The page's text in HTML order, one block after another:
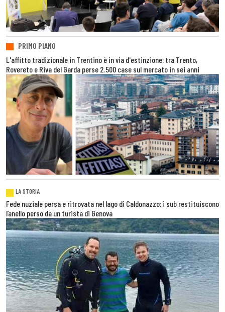
PRIMO PIANO
L'affitto tradizionale in Trentino è in via d'estinzione: tra Trento,
Rovereto e Riva del Garda perse 2.500 case sul mercato in sei anni
LA STORIA
Fede nuziale persa e ritrovata nel lago di Caldonazzo: i sub restituiscono
l’anello perso da un turista di Genova